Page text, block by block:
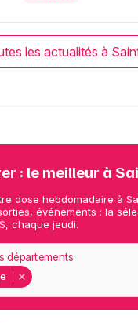
les actualités à
: le meilleur à
dose hebdomadaire à
événements : la
chaque jeudi.
départements